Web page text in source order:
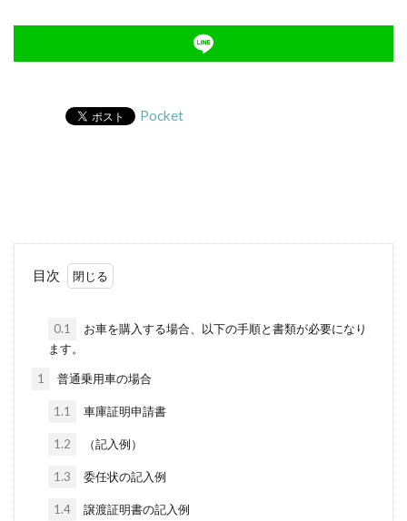
Pocket
目次
0.1
お車を購入する場合、以下の手順と書類が必要になり
ます。
1 普通乗用車の場合
1.1 車庫証明申請書
1.2 （記入例）
1.3 委任状の記入例
1.4 譲渡証明書の記入例